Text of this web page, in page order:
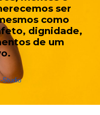
ser
como
dignidade,
de um
Studio